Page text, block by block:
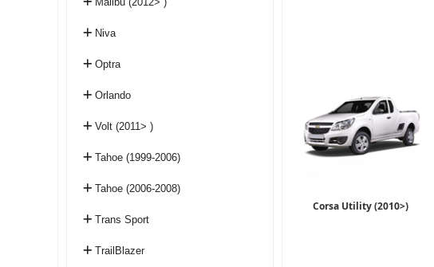
Niva
Optra
Orlando
Volt (2011> )
Tahoe (1999-2006)
Tahoe (2006-2008)
Trans Sport
TrailBlazer
Corsa Utility (2010>)